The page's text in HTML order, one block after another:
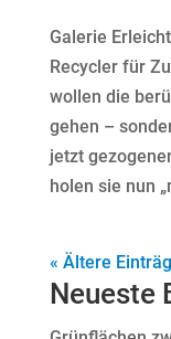
Galerie
Recycler für
wollen die
gehen –
jetzt
holen sie nun
« Ältere
Neueste